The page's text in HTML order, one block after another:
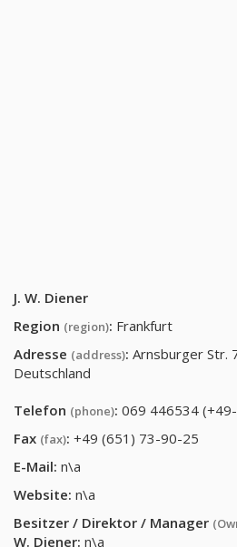
J. W. Diener
Region (region): Frankfurt
Adresse (address): Arnsburger Str.
Deutschland
Telefon (phone): 069 446534
Fax (fax): +49 (651) 73-90-25
E-Mail: n\a
Website: n\a
Besitzer / Direktor / Manager
W. Diener: n\a